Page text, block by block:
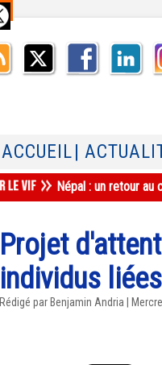
ACCUEIL |
Népal : un retour au
Projet
individus
Rédigé par Benjamin Andria |